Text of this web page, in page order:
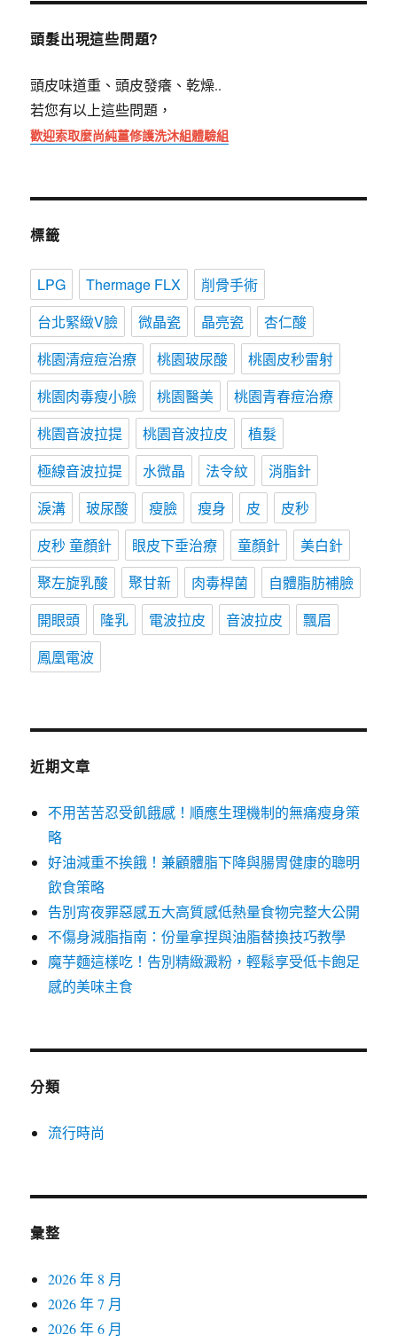
頭髮出現這些問題?
頭皮味道重、頭皮發癢、乾燥..
若您有以上這些問題，
歡迎索取麼尚純薑修護洗沐組體驗組
標籤
LPG Thermage FLX
削骨手術
台北緊緻V臉
微晶瓷 晶亮瓷
杏仁酸
桃園清痘痘治療
桃園玻尿酸
桃園皮秒雷射
桃園肉毒瘦小臉
桃園醫美
桃園青春痘治療
桃園音波拉提
桃園音波拉皮
植髮
極線音波拉提
水微晶 法令紋
消脂針
淚溝
玻尿酸 瘦臉 瘦身 皮
皮秒
皮秒 童顏針
眼皮下垂治療 童顏針
美白針
聚左旋乳酸
聚甘新 肉毒桿菌
自體脂肪補臉
開眼頭
隆乳 電波拉皮 音波拉皮
飄眉
鳳凰電波
近期文章
不用苦苦忍受飢餓感！順應生理機制的無痛瘦身策
略
好油減重不挨餓！兼顧體脂下降與腸胃健康的聰明
飲食策略
告別宵夜罪惡感五大高質感低熱量食物完整大公開
不傷身減脂指南：份量拿捏與油脂替換技巧教學
魔芋麵這樣吃！告別精緻澱粉，輕鬆享受低卡飽足
感的美味主食
分類
流行時尚
彙整
2026 年 8 月
2026 年 7 月
2026 年 6 月